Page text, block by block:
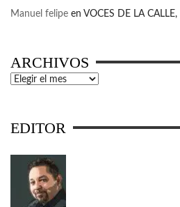
Manuel felipe en VOCES DE LA
ARCHIVOS
Archivos
EDITOR